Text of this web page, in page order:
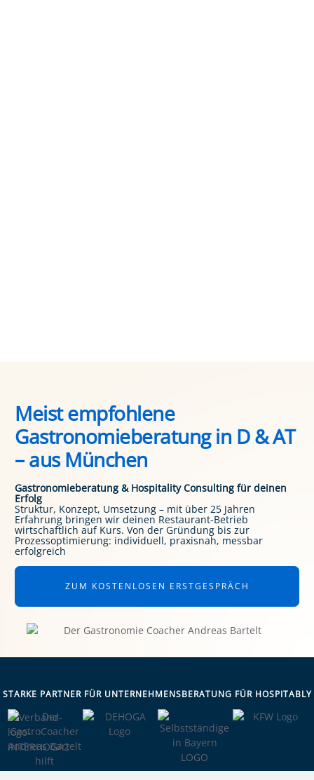
Meist empfohlene
Gastronomieberatung in D & AT
– aus München
Gastronomieberatung & Hospitality Consulting für deinen
Erfolg
Struktur, Konzept, Umsetzung – mit über 25 Jahren
Erfahrung bringen wir deinen Restaurant-Betrieb
wirtschaftlich auf Kurs. Von der Gründung bis zur
Prozessoptimierung: individuell, praxisnah, messbar
erfolgreich
ZUM KOSTENLOSEN ERSTGESPRÄCH
STARKE PARTNER FÜR UNTERNEHMENSBERATUNG FÜR HOSPITABLY